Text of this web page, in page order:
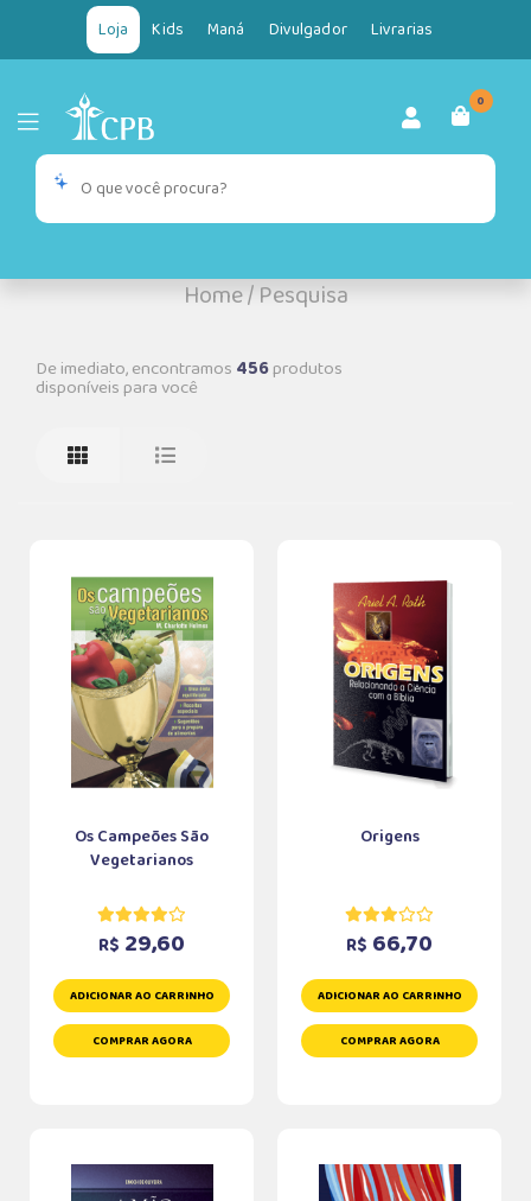
Loja Kids Maná Divulgador Livrarias
0
Home/Pesquisa
De imediato, encontramos 456produtos
disponíveis para você
Os Campeões São
Vegetarianos
R$ 29,60
ADICIONAR AO CARRINHO
COMPRAR AGORA
Origens
R$ 66,70
ADICIONAR AO CARRINHO
COMPRAR AGORA